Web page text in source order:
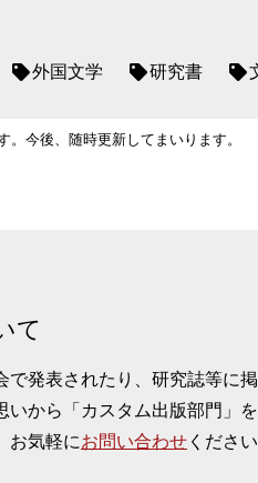
外国文学 研究書
今後、随時更新してまいります。
て
で発表されたり、研究誌等に
いから「カスタム出版部門」
お気軽にお問い合わせ くださ